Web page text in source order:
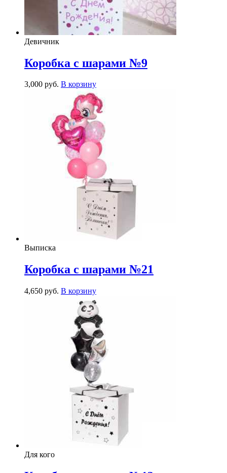
Девичник
Коробка с шарами №9
3,000 руб. В корзину
Выписка
Коробка с шарами №21
4,650 руб. В корзину
Для кого